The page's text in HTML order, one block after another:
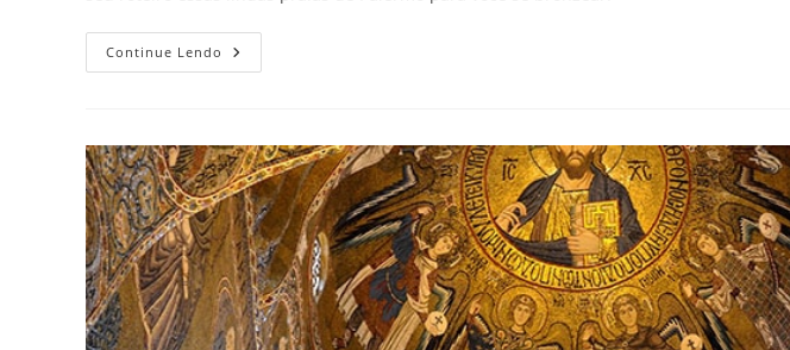
Continue Lendo Praias
De
Mais
Lindas!
Com
Certeza
Vai
Dar
Praia
Nessas
Férias